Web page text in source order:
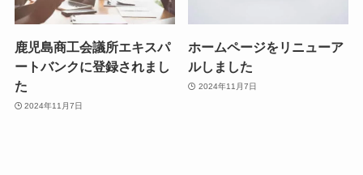
鹿児島商工会議所エキスパ
ートバンクに登録されまし
た
2024年11月7日
ホームページをリニューア
ルしました
2024年11月7日